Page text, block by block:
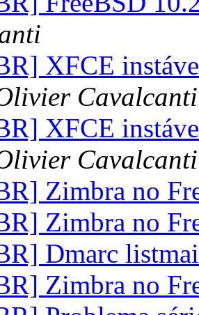
XFCE
Cavalcanti
XFCE
Cavalcanti
Zimbra no
Zimbra no
Dmarc
Zimbra no